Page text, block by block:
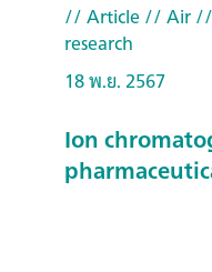
// Article// Air
research
18 พ.ย. 2567
Ion